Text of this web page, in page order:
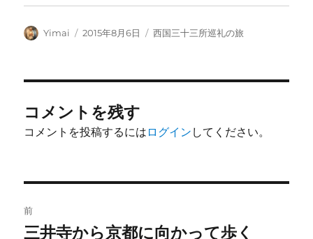
投
Yimai
投
2015年8月6日
カ
西国三十三所巡礼の旅
コメントを残す
コメントを投稿するには ログイン してください。
稿
前
前
三井寺から京都に向かって歩く